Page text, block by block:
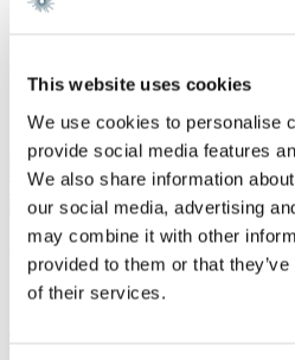
This website uses cookies
We use cookies to personalise
provide social media features
We also share information
our social media, advertising
may combine it with other
provided to them or that
of their services.
Karriere
Specialer
Transportation
Vi er et førende dansk
stærke internationale